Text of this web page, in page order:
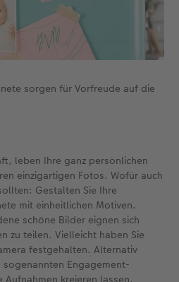
sorgen für Vorfreude auf die
leben Ihre ganz persönlichen
einzigartigen Fotos. Wofür auch
Gestalten Sie Ihre
mit einheitlichen Motiven.
schöne Bilder eignen sich
zu teilen. Vielleicht haben Sie
festgehalten. Alternativ
Engagement-